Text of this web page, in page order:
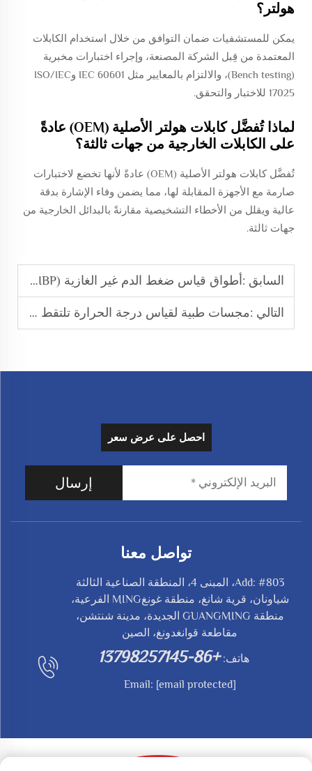
هولتر؟
يمكن للمستشفيات ضمان التوافق من خلال استخدام الكابلات
المعتمدة من قِبل الشركة المصنعة، وإجراء اختبارات مخبرية
(Bench testing)، والالتزام بالمعايير مثل IEC 60601 وISO/IEC
17025 للاختبار والتحقق.
لماذا تُفضَّل كابلات هولتر الأصلية (OEM) عادةً
على الكابلات الخارجية من جهات ثالثة؟
تُفضَّل كابلات هولتر الأصلية (OEM) عادةً لأنها تخضع لاختبارات
صارمة مع الأجهزة المقابلة لها، مما يضمن وفاء الإشارة بدقة
عالية ويقلل من الأخطاء التشخيصية مقارنةً بالبدائل الخارجية من
جهات ثالثة.
السابق :أطواق قياس ضغط الدم غير الغازية (NIBP) تتكيف مع مختلف الفئات العمرية لاختبار ضغط الدم
التالي :مجسات طبية لقياس درجة الحرارة تلتقط إشارات درجة حرارة الجسم بدقة
احصل على عرض سعر
إرسال
تواصل معنا
Add: #803، المبنى 4، المنطقة الصناعية الثالثة
شياونان، قرية شانغ، منطقة غونغMING الفرعية،
منطقة GUANGMING الجديدة، مدينة شنتشن،
مقاطعة قوانغدونغ، الصين
هاتف: +86-13798257145
Email: [email protected]